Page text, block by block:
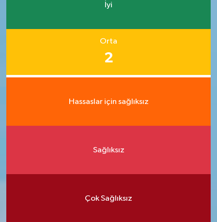
İyi
Orta
2
Hassaslar için sağlıksız
Sağlıksız
Çok Sağlıksız